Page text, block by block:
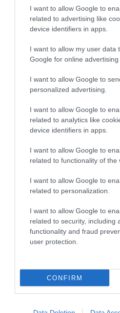
I want to allow Google to
related to advertising like
device identifiers in apps.
I want to allow my user data
Google for online advertising
I want to allow Google to
personalized advertising.
I want to allow Google to
related to analytics like
device identifiers in apps.
I want to allow Google to
related to functionality of the
I want to allow Google to
related to personalization.
I want to allow Google to
related to security, including
functionality and fraud
user protection.
CONFIRM
CHI
Dalla tv, alla brace.
raccogliere le follie culinarie di
improvvisati, che preferiscono gli
un ristorante...continua...
Chi Siamo |
Ricette in Tv -